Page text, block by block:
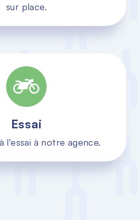
sur place.
Essai
l'essai à notre agence.